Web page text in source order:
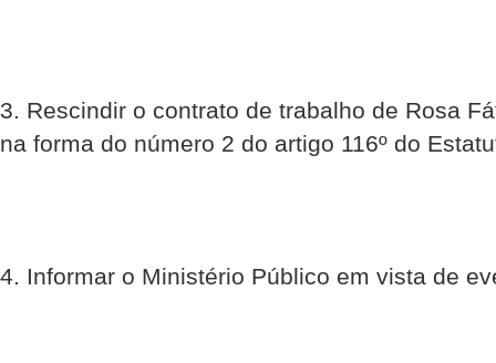
3. Rescindir o contrato de trabalho de Rosa
na forma do número 2 do artigo 116º do
4. Informar o Ministério Público em vista de